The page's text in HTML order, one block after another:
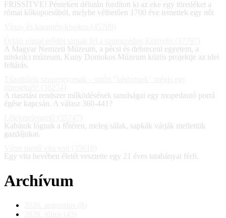
FRISSÍTVE! Pénteken délután fordított ki az eke egy töredéket a
római kőkoporsóból, melybe vélhetően 1700 éve temettek egy nőt
A Magyar Nemzeti Múzeum, a pécsi és debreceni egyetem, a
miskolci múzeum, Kuny Domokos Múzeum közös projektje az idei
feltárás.
A riasztási rendszer működésének tanulságai egy mopedautó porrá
égése kapcsán. A válasz 360-441?
Kabátok lógnak a főtéren, meleg sálak, sapkák várják mellettük
gazdájukat.
Egy vita hevében életét vesztette egy 21 éves tatabányai férfi.
Archívum